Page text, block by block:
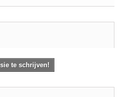
te schrijven!